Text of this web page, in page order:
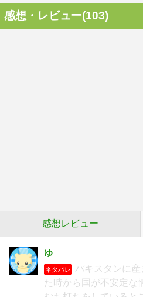
感想・レビュー(103)
感想レビュー
ゆ
ネタバレ
パキスタンに
た時から国が不安定な